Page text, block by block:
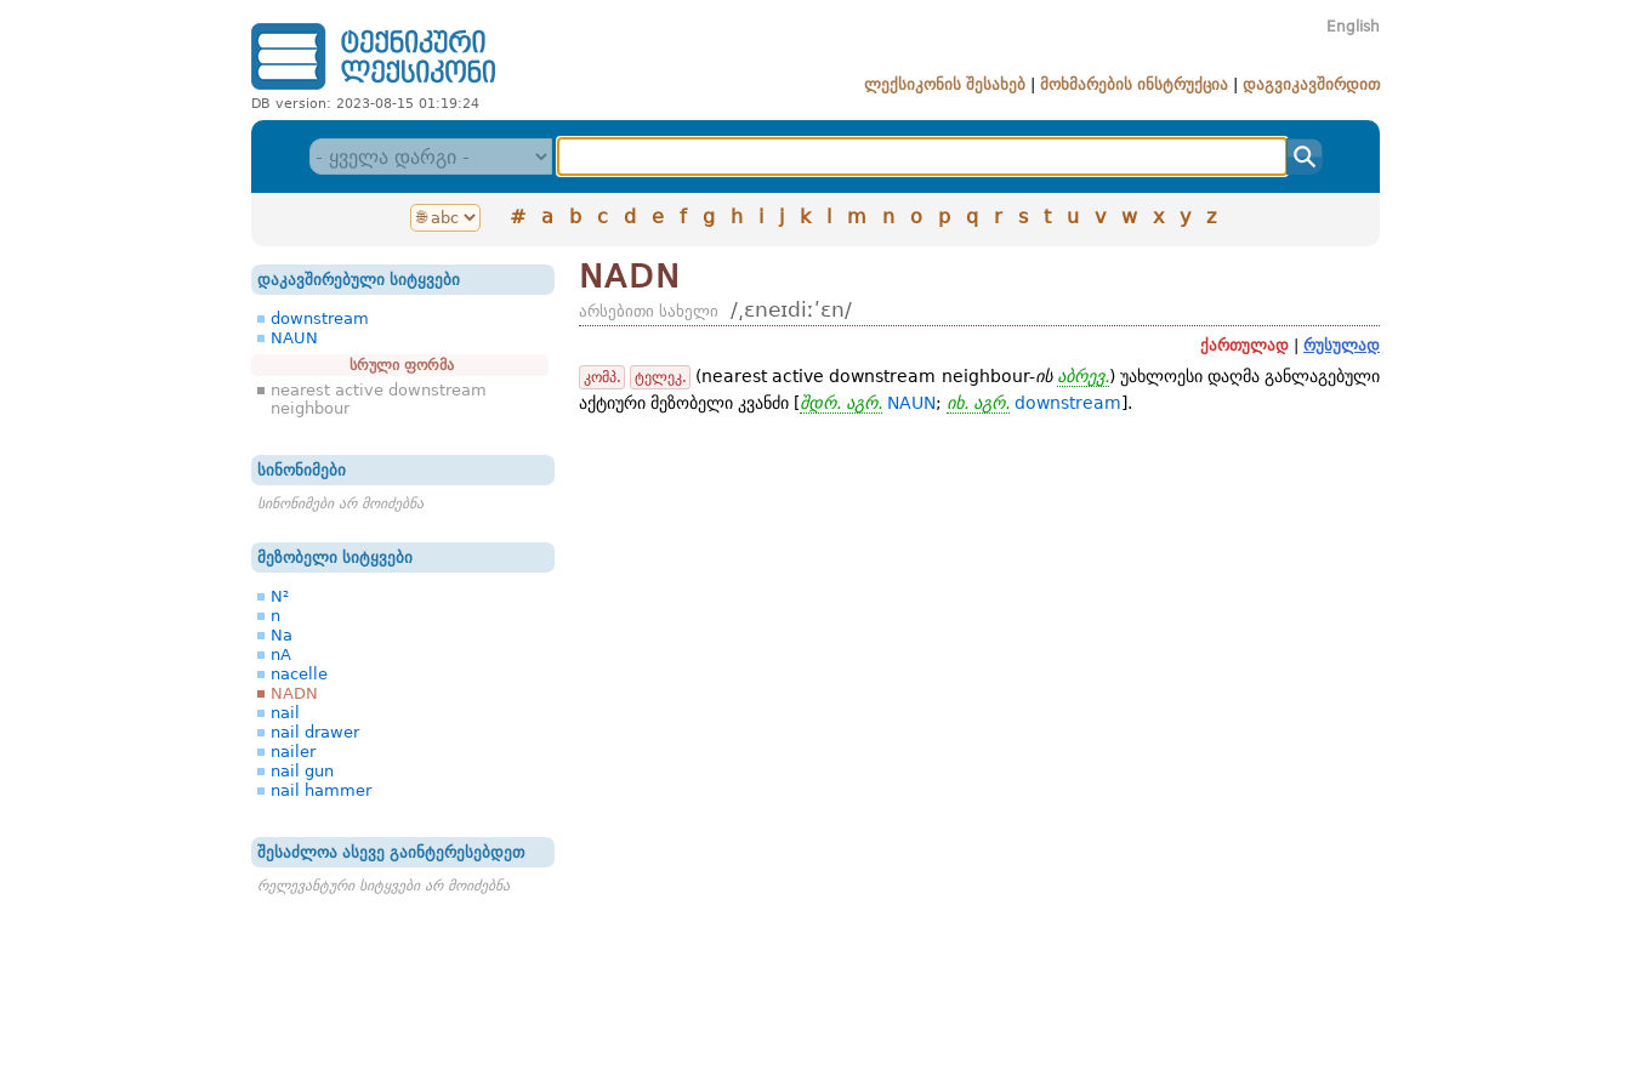
DB version: 2023-08-15 01:19:24
English
ლექსიკონის შესახებ მოხმარების ინსტრუქცია დაგვიკავშირდით
# a b c d e f g h i j k l m n o p q r s t u v w x y z
დაკავშირებული სიტყვები
downstream
NAUN
სრული ფორმა
nearest active downstream
neighbour
სინონიმები
სინონიმები არ მოიძებნა
მეზობელი სიტყვები
N²
n
Na
nA
nacelle
NADN
nail
nail drawer
nailer
nail gun
nail hammer
შესაძლოა ასევე გაინტერესებდეთ
რელევანტური სიტყვები არ მოიძებნა
NADN
არსებითი სახელი /͵ɛneɪdiːʹɛn/
ქართულად რუსულად
კომპ. ტელეკ. (nearest active downstream neighbour-ის აბრევ.) უახლოესი დაღმა განლაგებული
აქტიური მეზობელი კვანძი [შდრ. აგრ. NAUN; იხ. აგრ. downstream].